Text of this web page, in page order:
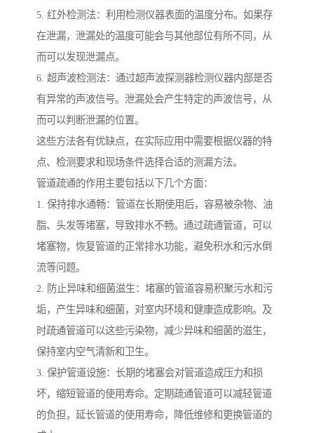
5. 红外检测法：利用检测仪器表面的温度分布。如果存
在泄漏，泄漏处的温度可能会与其他部位有所不同，从
而可以发现泄漏点。
6. 超声波检测法：通过超声波探测器检测仪器内部是否
有异常的声波信号。泄漏处会产生特定的声波信号，从
而可以判断泄漏的位置。
这些方法各有优缺点，在实际应用中需要根据仪器的特
点、检测要求和现场条件选择合适的测漏方法。
管道疏通的作用主要包括以下几个方面：
1. 保持排水通畅：管道在长期使用后，容易被杂物、油
脂、头发等堵塞，导致排水不畅。通过疏通管道，可以
堵塞物，恢复管道的正常排水功能，避免积水和污水倒
流等问题。
2. 防止异味和细菌滋生：堵塞的管道容易积聚污水和污
垢，产生异味和细菌，对室内环境和健康造成影响。及
时疏通管道可以这些污染物，减少异味和细菌的滋生，
保持室内空气清新和卫生。
3. 保护管道设施：长期的堵塞会对管道造成压力和损
坏，缩短管道的使用寿命。定期疏通管道可以减轻管道
的负担，延长管道的使用寿命，降低维修和更换管道的